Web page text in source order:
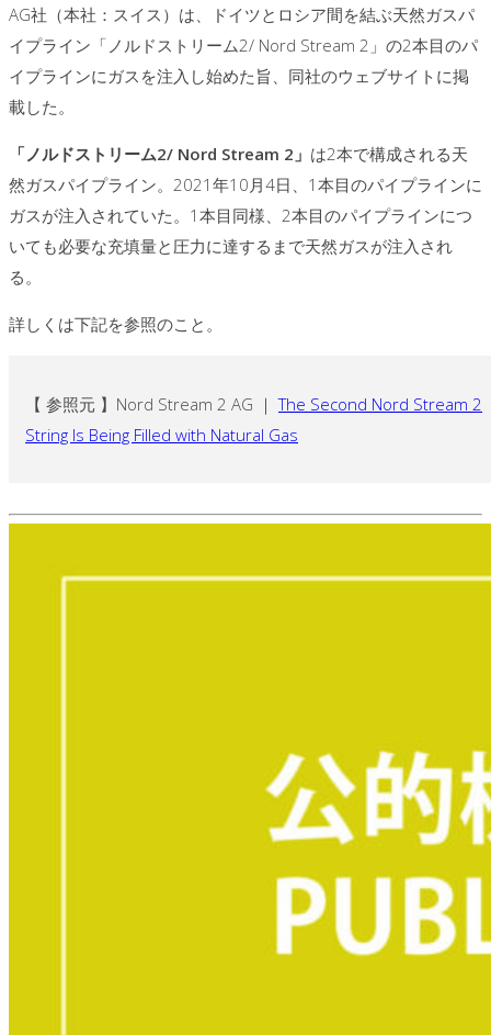
AG社（本社：スイス）は、ドイツとロシア間を結ぶ天然ガスパ
イプライン「ノルドストリーム2/ Nord Stream 2」の2本目のパ
イプラインにガスを注入し始めた旨、同社のウェブサイトに掲
載した。
「ノルドストリーム2/ Nord Stream 2」 は2本で構成される天
然ガスパイプライン。2021年10月4日、1本目のパイプラインに
ガスが注入されていた。1本目同様、2本目のパイプラインにつ
いても必要な充填量と圧力に達するまで天然ガスが注入され
る。
詳しくは下記を参照のこと。
【 参照元 】Nord Stream 2 AG ｜The Second Nord Stream 2
String Is Being Filled with Natural Gas